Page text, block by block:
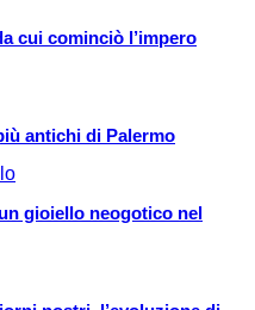
cui cominciò l’impero
antichi di Palermo
gioiello neogotico nel